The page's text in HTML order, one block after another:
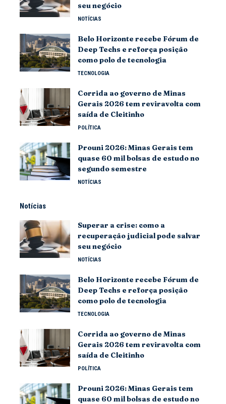
seu negócio
NOTÍCIAS
Belo Horizonte recebe Fórum de
Deep Techs e reforça posição
como polo de tecnologia
TECNOLOGIA
Corrida ao governo de Minas
Gerais 2026 tem reviravolta com
saída de Cleitinho
POLÍTICA
Prouni 2026: Minas Gerais tem
quase 60 mil bolsas de estudo no
segundo semestre
NOTÍCIAS
Notícias
Superar a crise: como a
recuperação judicial pode salvar
seu negócio
NOTÍCIAS
Belo Horizonte recebe Fórum de
Deep Techs e reforça posição
como polo de tecnologia
TECNOLOGIA
Corrida ao governo de Minas
Gerais 2026 tem reviravolta com
saída de Cleitinho
POLÍTICA
Prouni 2026: Minas Gerais tem
quase 60 mil bolsas de estudo no